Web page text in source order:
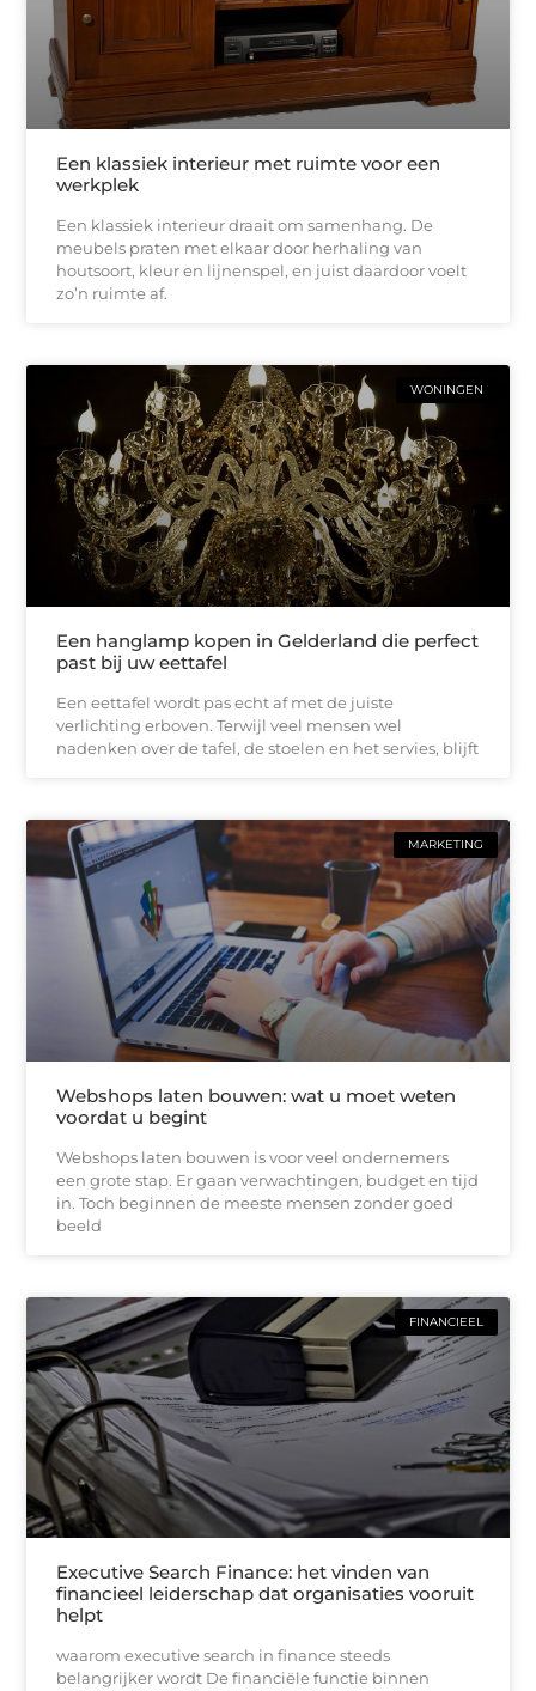
Een klassiek interieur met ruimte voor een
werkplek
Een klassiek interieur draait om samenhang. De
meubels praten met elkaar door herhaling van
houtsoort, kleur en lijnenspel, en juist daardoor voelt
zo’n ruimte af.
WONINGEN
Een hanglamp kopen in Gelderland die perfect
past bij uw eettafel
Een eettafel wordt pas echt af met de juiste
verlichting erboven. Terwijl veel mensen wel
nadenken over de tafel, de stoelen en het servies, blijft
MARKETING
Webshops laten bouwen: wat u moet weten
voordat u begint
Webshops laten bouwen is voor veel ondernemers
een grote stap. Er gaan verwachtingen, budget en tijd
in. Toch beginnen de meeste mensen zonder goed
beeld
FINANCIEEL
Executive Search Finance: het vinden van
financieel leiderschap dat organisaties vooruit
helpt
waarom executive search in finance steeds
belangrijker wordt De financiële functie binnen